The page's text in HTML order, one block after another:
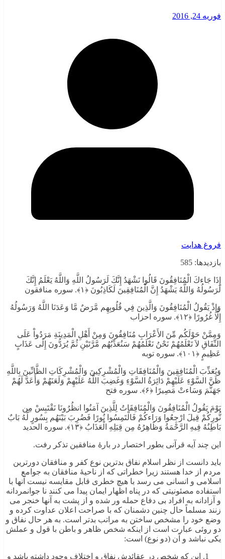
فوریه 24, 2016
فروغ هدایت
بازدیدها: 585
إِذَا جَاءكَ الْمُنَافِقُونَ قَالُوا نَشْهَدُ إِنَّكَ لَرَسُولُ اللَّهِ وَاللَّهُ يَعْلَمُ إِنَّكَ
لَرَسُولُهُ وَاللَّهُ يَشْهَدُ إِنَّ الْمُنَافِقِينَ لَكَاذِبُونَ ﴿۱﴾. سوره منافقون
وَإِذْ يَقُولُ الْمُنَافِقُونَ وَالَّذِينَ فِي قُلُوبِهِم مَّرَضٌ مَّا وَعَدَنَا اللَّهُ وَرَسُولُهُ
إِلَّا غُرُورًا ﴿۱۲﴾. سوره احزاب
وَمِمَّنْ حَوْلَكُم مِّنَ الأَعْرَابِ مُنَافِقُونَ وَمِنْ أَهْلِ الْمَدِينَةِ مَرَدُواْ عَلَى
النِّفَاقِ لاَ تَعْلَمُهُمْ نَحْنُ نَعْلَمُهُمْ سَنُعَذِّبُهُم مَّرَّتَيْنِ ثُمَّ يُرَدُّونَ إِلَى عَذَابٍ
عَظِيمٍ ﴿۱۰۱﴾. سوره توبه
وَيُعَذِّبَ الْمُنَافِقِينَ وَالْمُنَافِقَاتِ وَالْمُشْرِكِينَ وَالْمُشْرِكَاتِ الظَّانِّينَ بِاللَّهِ
ظَنَّ السَّوْءِ عَلَيْهِمْ دَائِرَةُ السَّوْءِ وَغَضِبَ اللَّهُ عَلَيْهِمْ وَلَعَنَهُمْ وَأَعَدَّ لَهُمْ
جَهَنَّمَ وَسَاءتْ مَصِيرًا ﴿۶﴾. سوره فتح
يَوْمَ يَقُولُ الْمُنَافِقُونَ وَالْمُنَافِقَاتُ لِلَّذِينَ آمَنُوا انظُرُونَا نَقْتَبِسْ مِن
نُّورِكُمْ قِيلَ ارْجِعُوا وَرَاءكُمْ فَالْتَمِسُوا نُورًا فَضُرِبَ بَيْنَهُم بِسُورٍ لَّهُ بَابٌ
بَاطِنُهُ فِيهِ الرَّحْمَةُ وَظَاهِرُهُ مِن قِبَلِهِ الْعَذَابُ ﴿۱۳﴾. سوره الحدید
این چند آیه قرآنی بطور اختصار در بارۀ منافقین تذکر رفت.
باید دانست از نظر اسلام نفاق بدترین نوع کفر و منافقان دورترین
مردم از خدا هستند زیرا خطراتی که از ناحیۀ منافقان به جوامع
اسلامی و انسانی می رسد با هیچ خطری قابل مقایسه نیست آنها با
استفاده مصئونیتی که در پناه اظهار ایمان پیدا می کنند نا جوانمردانه
و آزادانه به افراد بی دفاع حمله ور شده و از پشت به آنها خنجر می
زنند مسلماً حال چنین دشمنان که با صراحت اعلان عداوت کرده و
وضع خود را مشخص ساختن به مراتب بدتر است. به هر حال نفاق و
دو روئی عبارت است از اینکه شخص ظاهر و باطن با قول و عملش
یکی نباشد و آن (دو نوع) است:
این که شخص در عقائدش نفاق و اختلاف وجود داشته باشد و